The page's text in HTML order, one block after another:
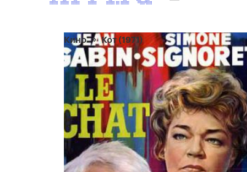
Кино Кот (1971)